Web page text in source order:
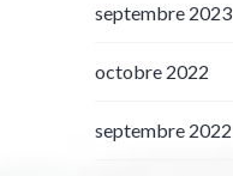
septembre 2023
octobre 2022
septembre 2022